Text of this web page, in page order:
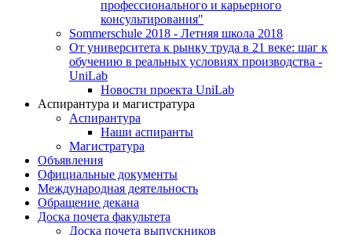
профессионального и карьерного
консультирования"
Sommerschule 2018 - Летняя школа 2018
От университета к рынку труда в 21 веке: шаг к
обучению в реальных условиях производства -
UniLab
Новости проекта UniLab
Аспирантура и магистратура
Аспирантура
Наши аспиранты
Магистратура
Объявления
Официальные документы
Международная деятельность
Обращение декана
Доска почета факультета
Доска почета выпускников